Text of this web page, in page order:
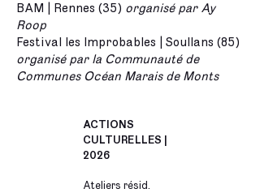
BAM | Rennes (35) organisé par Ay
Roop
Festival les Improbables | Soullans (85)
organisé par la Communauté de
Communes Océan Marais de Monts
ACTIONS
CULTURELLES |
2026
Ateliers résid.